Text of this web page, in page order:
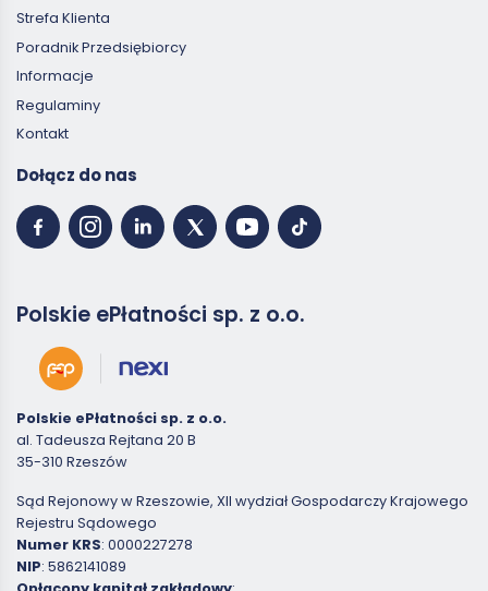
Strefa Klienta
Poradnik Przedsiębiorcy
Informacje
Regulaminy
Kontakt
Dołącz do nas
Polskie ePłatności sp. z o.o.
Polskie ePłatności sp. z o.o.
al. Tadeusza Rejtana 20 B
35-310 Rzeszów
Sąd Rejonowy w Rzeszowie, XII wydział Gospodarczy Krajowego
Rejestru Sądowego
Numer KRS: 0000227278
NIP: 5862141089